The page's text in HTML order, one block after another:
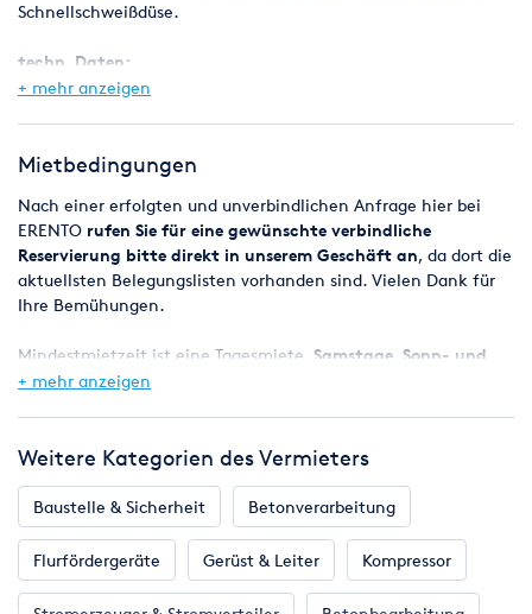
Schnellschweißdüse.
techn. Daten:
Heizleistung 20-700° C
Gewicht 1,3 kg
Anschlusskabel 3 m
+ mehr anzeigen
Mietbedingungen
Nach einer erfolgten und unverbindlichen Anfrage hier bei
ERENTO rufen Sie für eine gewünschte verbindliche
Reservierung bitte direkt in unserem Geschäft an, da dort die
aktuellsten Belegungslisten vorhanden sind. Vielen Dank für
Ihre Bemühungen.
Mindestmietzeit ist eine Tagesmiete, Samstage, Sonn- und
Feiertage sind mietfrei
Bei Reservierungen werden die Geräte in der Regel ab 8.00 Uhr
Werktag um 8.00 Uhr.
Eine Verfügbarkeitsgarantie kann jedoch nicht zugesagt
werden, da es vorkommen kann, dass zugesagte Maschinen
z.B. durch einen Defekt kurzfristig nicht zur Verfügung stehen.
+ mehr anzeigen
Weitere Kategorien des Vermieters
Baustelle & Sicherheit Betonverarbeitung
Flurfördergeräte Gerüst & Leiter Kompressor